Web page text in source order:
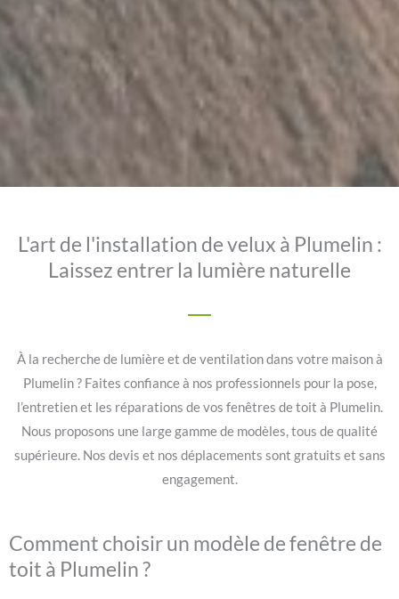
L'art de l'installation de velux à Plumelin :
Laissez entrer la lumière naturelle
À la recherche de lumière et de ventilation dans votre maison à
Plumelin ? Faites confiance à nos professionnels pour la pose,
l’entretien et les réparations de vos fenêtres de toit à Plumelin.
Nous proposons une large gamme de modèles, tous de qualité
supérieure. Nos devis et nos déplacements sont gratuits et sans
engagement.
Comment choisir un modèle de fenêtre de
toit à Plumelin ?